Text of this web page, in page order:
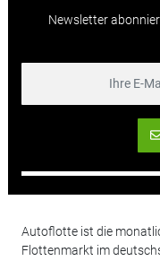
Newsletter
Autoflotte ist die
Flottenmarkt im